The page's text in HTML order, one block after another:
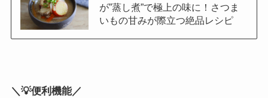
が”蒸し煮”で極上の味に！さつま
いもの甘みが際立つ絶品レシピ
＼💡便利機能／